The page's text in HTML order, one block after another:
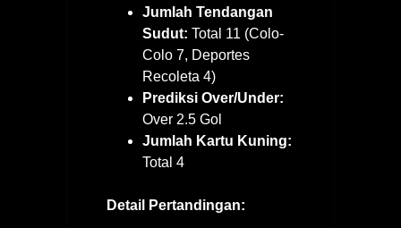
Jumlah Tendangan
Sudut: Total 11 (Colo-
Colo 7, Deportes
Recoleta 4)
Prediksi Over/Under:
Over 2.5 Gol
Jumlah Kartu Kuning:
Total 4
Detail Pertandingan: